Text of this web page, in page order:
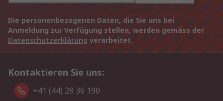
Die personenbezogenen Daten, die Sie uns bei
Anmeldung zur Verfügung stellen, werden gemäss der
Datenschutzerklärung verarbeitet.
Kontaktieren Sie uns:
+41 (44) 28 36 190